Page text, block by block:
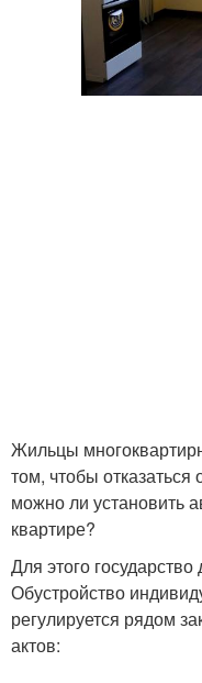
Жильцы
том, чтобы отказаться
можно ли установить
квартире?
Для этого
Обустройство
регулируется рядом
актов: